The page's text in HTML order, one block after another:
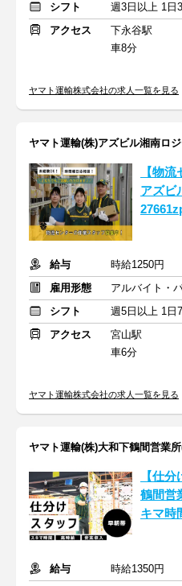
シフト
週3日以上 1日
アクセス
下永谷駅
車8分
ヤマト運輸株式会社の求人一覧を見る
ヤマト運輸(株)アズビル湘南ロ
【物
アズビ
給与
時給1250円
雇用形態
アルバイト・
シフト
週5日以上 1日
アクセス
宮山駅
車6分
ヤマト運輸株式会社の求人一覧を見る
ヤマト運輸(株)大和下鶴間営業
【仕
鶴間営
キマ時
給与 時給1350円